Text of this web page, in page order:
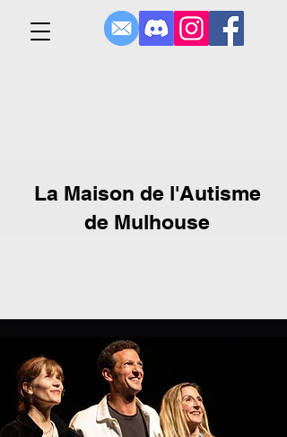
La Maison de l'Autisme
de Mulhouse